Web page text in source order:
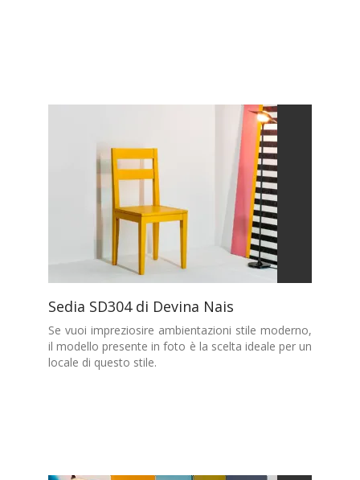
Sedia SD304 di Devina Nais
Se vuoi impreziosire ambientazioni stile moderno,
il modello presente in foto è la scelta ideale per un
locale di questo stile.